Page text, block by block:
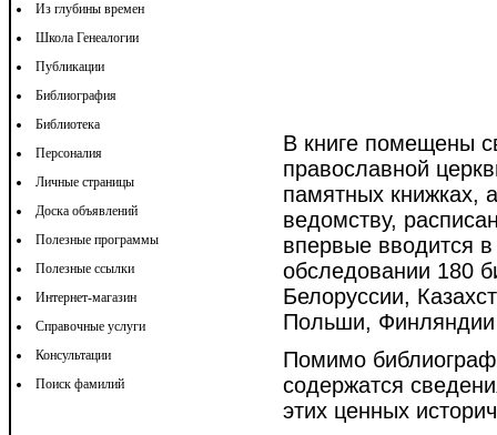
Из глубины времен
Школа Генеалогии
Публикации
Библиография
Библиотека
Персоналия
Личные страницы
Доска объявлений
Полезные программы
Полезные ссылки
Интернет-магазин
Справочные услуги
Консультации
Поиск фамилий
В книге помещены
православной
памятных книжках,
ведомству,
впервые вводится
обследовании 180
Белоруссии,
Польши,
Помимо
содержатся
этих ценных